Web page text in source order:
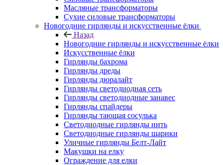
Масляные трансформаторы
Сухие силовые трансформаторы
Новогодние гирлянды и искусственные ёлки
Назад
Новогодние гирлянды и искусственные ёлки
Искусственные ёлки
Гирлянды бахрома
Гирлянды дреды
Гирлянды дюралайт
Гирлянды светодиодная сеть
Гирлянды светодиодные занавес
Гирлянды спайдеры
Гирлянды тающая сосулька
Светодиодные гирлянды нить
Светодиодные гирлянды шарики
Уличные гирлянды Белт-Лайт
Макушки на елку
Ограждение для елки